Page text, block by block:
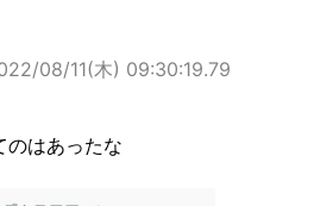
08/11(木) 09:30:19.79
のはあったな